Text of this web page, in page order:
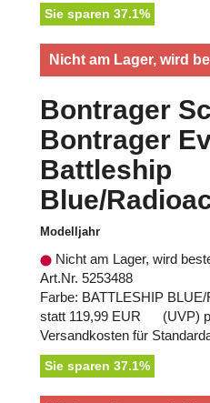
Sie sparen 37.1%
Nicht am Lager, wird
Bontrager
Bontrager
Battleship
Blue/
Modelljahr
Nicht am Lager, wird
Art.Nr. 5253488
Farbe: BATTLESHIP
statt 119,99 EUR (UVP)
Versandkosten für
Sie sparen 37.1%